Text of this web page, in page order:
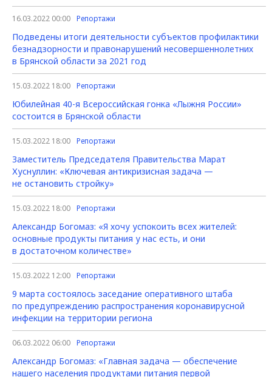
16.03.2022 00:00 Репортажи
Подведены итоги деятельности субъектов профилактики
безнадзорности и правонарушений несовершеннолетних
в Брянской области за 2021 год
15.03.2022 18:00 Репортажи
Юбилейная 40-я Всероссийская гонка «Лыжня России»
состоится в Брянской области
15.03.2022 18:00 Репортажи
Заместитель Председателя Правительства Марат
Хуснуллин: «Ключевая антикризисная задача —
не остановить стройку»
15.03.2022 18:00 Репортажи
Александр Богомаз: «Я хочу успокоить всех жителей:
основные продукты питания у нас есть, и они
в достаточном количестве»
15.03.2022 12:00 Репортажи
9 марта состоялось заседание оперативного штаба
по предупреждению распространения коронавирусной
инфекции на территории региона
06.03.2022 06:00 Репортажи
Александр Богомаз: «Главная задача — обеспечение
нашего населения продуктами питания первой